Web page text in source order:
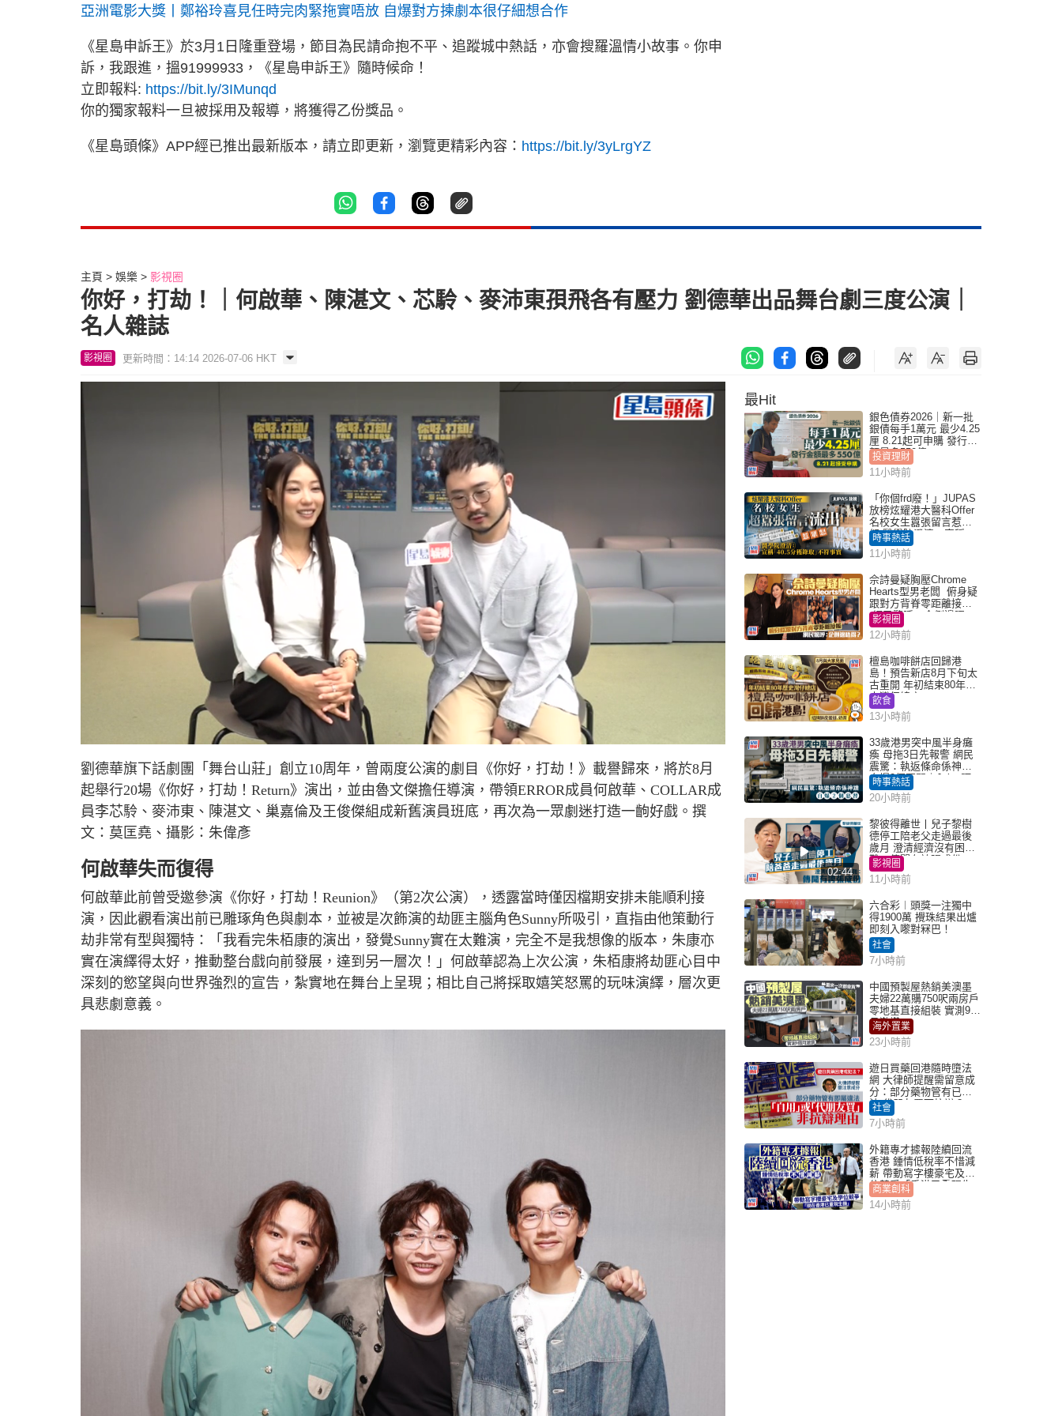
亞洲電影大獎丨鄭裕玲喜見任時完肉緊拖實唔放 自爆對方揀劇本很仔細想合作
《星島申訴王》於3月1日隆重登場，節目為民請命抱不平、追蹤城中熱話，亦會搜羅溫情小故事。你申
訴，我跟進，搵91999933，《星島申訴王》隨時候命！
立即報料: https://bit.ly/3IMunqd
你的獨家報料一旦被採用及報導，將獲得乙份獎品。
《星島頭條》APP經已推出最新版本，請立即更新，瀏覽更精彩內容： https://bit.ly/3yLrgYZ
主頁 娛樂 影視圈
你好，打劫！｜何啟華、陳湛文、芯駖、麥沛東孭飛各有壓力 劉德華出品舞台劇三度公演｜
名人雜誌
影視圈 更新時間：14:14 2026-07-06 HKT
n
u
t
e
o
e
d
:
4
.
8
4
劉德華旗下話劇團「舞台山莊」創立10周年，曾兩度公演的劇目《你好，打劫！》載譽歸來，將於8月
起舉行20場《你好，打劫！ Return》演出，並由魯文傑擔任導演，帶領ERROR成員何啟華、 COLLAR成
員李芯駖、麥沛東、陳湛文、巢嘉倫及王俊傑組成新舊演員班底，再次為一眾劇迷打造一齣好戲。撰
文：莫匡堯、攝影：朱偉彥
何啟華失而復得
何啟華此前曾受邀參演《你好，打劫！ Reunion》（第2次公演），透露當時僅因檔期安排未能順利接
演，因此觀看演出前已雕琢角色與劇本，並被是次飾演的劫匪主腦角色Sunny所吸引，直指由他策動行
劫非常有型與獨特：「我看完朱栢康的演出，發覺Sunny實在太難演，完全不是我想像的版本，朱康亦
實在演繹得太好，推動整台戲向前發展，達到另一層次！」何啟華認為上次公演，朱栢康將劫匪心目中
深刻的慾望與向世界強烈的宣告，紮實地在舞台上呈現；相比自己將採取嬉笑怒罵的玩味演繹，層次更
具悲劇意義。
最Hit
銀色債券2026｜新一批
銀債每手1萬元 最少4.25
厘 8.21起可申購 發行金
額最多550億
投資理財
11小時前
「你個frd廢！」JUPAS
放榜炫耀港大醫科Offer
名校女生囂張留言惹眾
怒 醫學院澄清：宣稱
「40.5分獲錄取」不符事
實｜Juicy叮
時事熱話
11小時前
佘詩曼疑胸壓Chrome
Hearts型男老闆 俯身疑
跟對方背脊零距離接觸
網民驚呼：企側邊唔
得？
影視圈
12小時前
檀島咖啡餅店回歸港
島！預告新店8月下旬太
古重開 年初結束80年歷
史灣仔總店
飲食
13小時前
33歲港男突中風半身癱
瘓 母拖3日先報警 網民
震驚：執返條命係神蹟
自爆2個惡習｜Juicy叮
時事熱話
20小時前
02:44
黎彼得離世丨兒子黎樹
德停工陪老父走過最後
歲月 澄清經濟沒有困
難：傳聞有誇張成份
影視圈
11小時前
六合彩︱頭獎一注獨中
得1900萬 攪珠結果出爐
即刻入嚟對冧巴！
社會
7小時前
中國預製屋熱銷美澳墨
夫婦22萬購750呎兩房戶
零地基直接組裝 實測9個
月激讚
海外置業
23小時前
遊日買藥回港隨時墮法
網 大律師提醒需留意成
分：部分藥物管有已違
法 代朋友買可抗辯？
社會
7小時前
外籍專才據報陸續回流
香港 鍾情低稅率不惜減
薪 帶動寫字樓豪宅及學
位競爭「香港已重現生
機」
商業創科
14小時前